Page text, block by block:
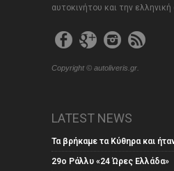
αυτοκινήτου και την
Copyright © autoliveris.gr.
LATEST NEWS
Τα βρήκαμε τα Κύθηρα και
29ο Ράλλυ «24 Ώρες Ελλάδα»